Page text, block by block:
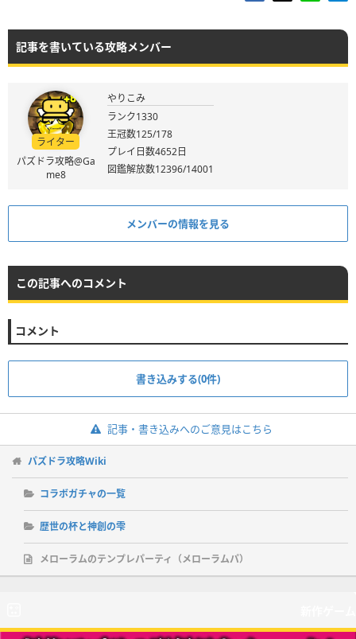
記事を書いている攻略メンバー
ライター
パズドラ攻略@Ga
me8
やりこみ
ランク1330
王冠数125/178
プレイ日数4652日
図鑑解放数12396/14001
メンバーの情報を見る
この記事へのコメント
コメント
書き込みする(0件)
記事・書き込みへのご意見はこちら
パズドラ攻略Wiki
コラボガチャの一覧
歴世の杯と神創の雫
メローラムのテンプレパーティ（メローラムパ）